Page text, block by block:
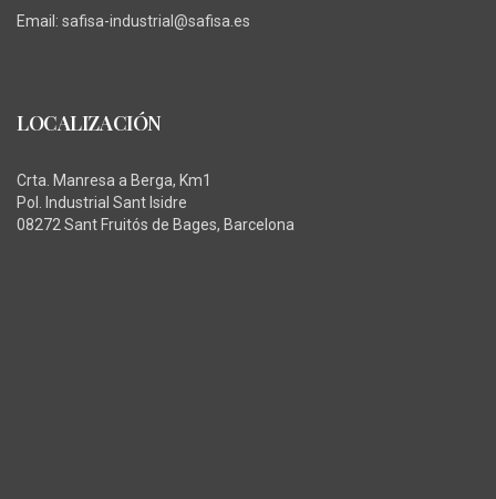
Email: safisa-industrial@safisa.es
LOCALIZACIÓN
Crta. Manresa a Berga, Km1
Pol. Industrial Sant Isidre
08272 Sant Fruitós de Bages, Barcelona